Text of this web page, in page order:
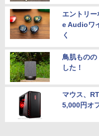
エントリ
e Audioワ
く
鳥肌ものの
した！
マウス、
5,000円オ